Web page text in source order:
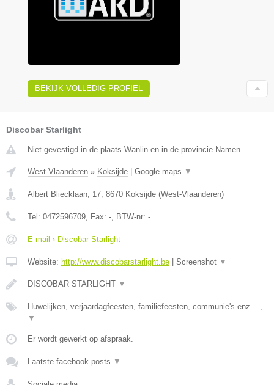
BEKIJK VOLLEDIG PROFIEL
Discobar Starlight
Niet gevestigd in de plaats Wanlin en in de provincie Namen.
West-Vlaanderen » Koksijde Google maps ▼
Albert Bliecklaan, 17, 8670 Koksijde (West-Vlaanderen)
Tel: 0472596709, Fax: -, BTW-nr: -
E-mail › Discobar Starlight
Website: http://www.discobarstarlight.be Screenshot ▼
DISCOBAR STARLIGHT ▼
Huwelijken, verjaardagfeesten, familiefeesten, communie's enz....,
▼
Er wordt gewerkt op afspraak.
Laatste facebook posts ▼